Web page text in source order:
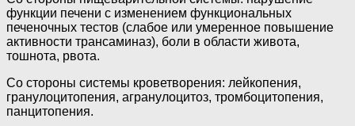
функции печени с изменением функциональных
печеночных тестов (слабое или умеренное повышение
активности трансаминаз), боли в области живота,
тошнота, рвота.
Со стороны системы кроветворения: лейкопения,
гранулоцитопения, агранулоцитоз, тромбоцитопения,
панцитопения.